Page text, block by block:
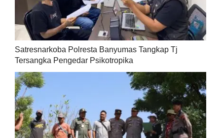
Satresnarkoba Polresta Banyumas Tangkap Tj
Tersangka Pengedar Psikotropika